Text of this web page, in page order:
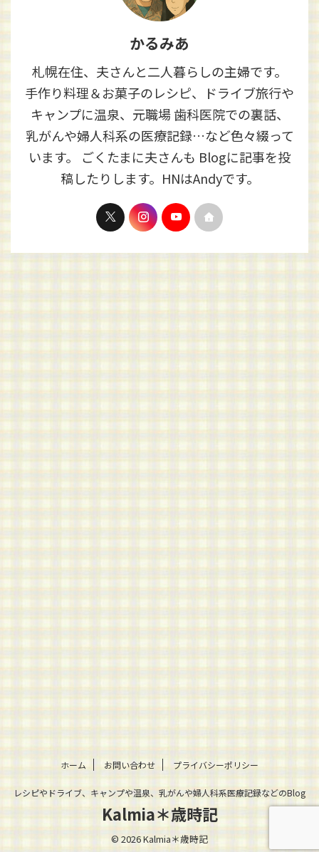
かるみあ
札幌在住、夫さんと二人暮らしの主婦です。
手作り料理＆お菓子のレシピ、ドライブ旅行や
キャンプに温泉、元職場 歯科医院での裏話、
乳がんや婦人科系の医療記録…など色々綴って
います。 ごくたまに夫さんも Blogに記事を投
稿したりします。HNはAndyです。
ホーム お問い合わせ プライバシーポリシー
レシピやドライブ、キャンプや温泉、乳がんや婦人科系医療記録などのBlog
Kalmia＊歳時記
© 2026 Kalmia＊歳時記